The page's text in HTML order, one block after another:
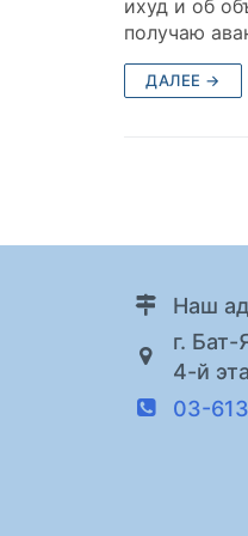
ихуд и об
получаю
ДАЛЕЕ →
Наш
г.
4-й
03-